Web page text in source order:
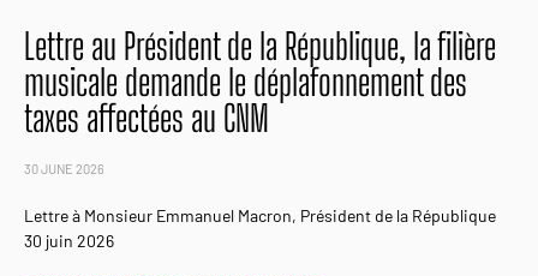
Lettre au Président de la République, la filière
musicale demande le déplafonnement des
taxes affectées au CNM
30 JUNE 2026
Lettre à Monsieur Emmanuel Macron, Président de la République
30 juin 2026